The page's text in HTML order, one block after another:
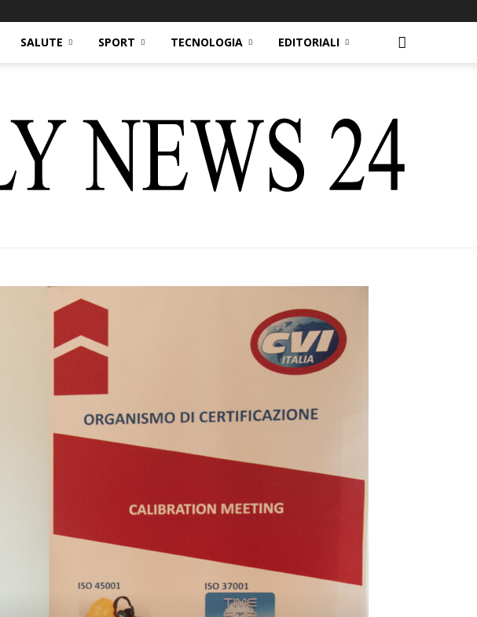
SALUTE SPORT TECNOLOGIA EDITORIALI